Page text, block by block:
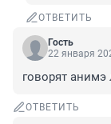
ОТВЕТИТЬ
Гость
22 января
говорят
ОТВЕТИТЬ